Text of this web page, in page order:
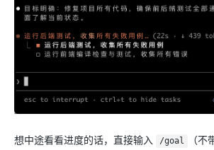
想中途看看进度的话，直接输入 /goal
（